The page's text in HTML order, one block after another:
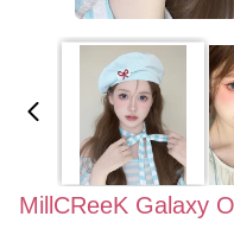
MillCReeK Galaxy